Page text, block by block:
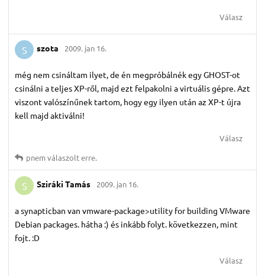
Válasz
S szota 2009. jan 16.
még nem csináltam ilyet, de én megpróbálnék egy GHOST-ot
csinálni a teljes XP-ről, majd ezt felpakolni a virtuális gépre. Azt
viszont valószínűnek tartom, hogy egy ilyen után az XP-t újra
kell majd aktiválni!
Válasz
pnemválaszolt erre.
S Sziráki Tamás 2009. jan 16.
a synapticban van vmware-package>utility for building VMware
Debian packages. hátha :) és inkább folyt. következzen, mint
fojt. :D
Válasz